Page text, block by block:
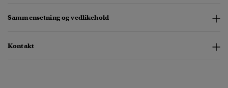
Sammensetning og vedlikehold
Kontakt